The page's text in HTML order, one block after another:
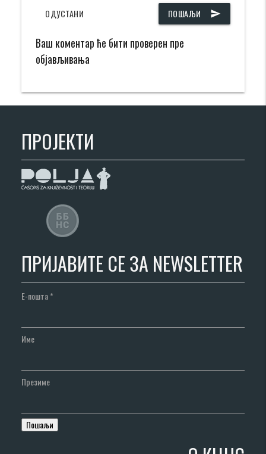
ПОШАЉИ send
ОДУСТАНИ
Ваш коментар ће бити проверен пре
објављивања
ПРОЈЕКТИ
ПРИЈАВИТЕ СЕ ЗА NEWSLETTER
Е-пошта*
Име
Презиме